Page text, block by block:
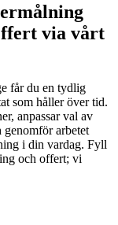
via vårt
får du en tydlig
som håller över tid.
anpassar val av
genomför arbetet
i din vardag. Fyll
och offert; vi